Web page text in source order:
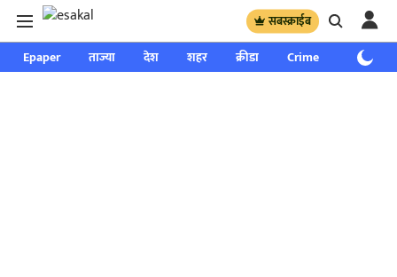
सबस्क्राईब
Epaper ताज्या देश शहर क्रीडा Crime साप्ताहिक